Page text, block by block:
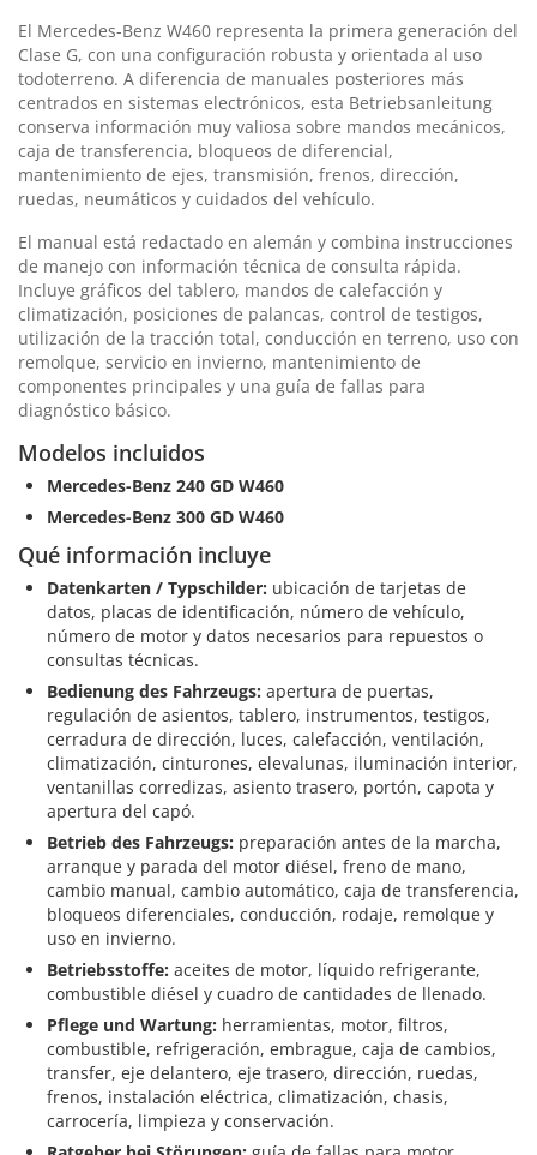
El Mercedes-Benz W460 representa la primera generación del
Clase G, con una configuración robusta y orientada al uso
todoterreno. A diferencia de manuales posteriores más
centrados en sistemas electrónicos, esta Betriebsanleitung
conserva información muy valiosa sobre mandos mecánicos,
caja de transferencia, bloqueos de diferencial,
mantenimiento de ejes, transmisión, frenos, dirección,
ruedas, neumáticos y cuidados del vehículo.
El manual está redactado en alemán y combina instrucciones
de manejo con información técnica de consulta rápida.
Incluye gráficos del tablero, mandos de calefacción y
climatización, posiciones de palancas, control de testigos,
utilización de la tracción total, conducción en terreno, uso con
remolque, servicio en invierno, mantenimiento de
componentes principales y una guía de fallas para
diagnóstico básico.
Modelos incluidos
Mercedes-Benz 240 GD W460
Mercedes-Benz 300 GD W460
Qué información incluye
Datenkarten / Typschilder: ubicación de tarjetas de
datos, placas de identificación, número de vehículo,
número de motor y datos necesarios para repuestos o
consultas técnicas.
Bedienung des Fahrzeugs: apertura de puertas,
regulación de asientos, tablero, instrumentos, testigos,
cerradura de dirección, luces, calefacción, ventilación,
climatización, cinturones, elevalunas, iluminación interior,
ventanillas corredizas, asiento trasero, portón, capota y
apertura del capó.
Betrieb des Fahrzeugs: preparación antes de la marcha,
arranque y parada del motor diésel, freno de mano,
cambio manual, cambio automático, caja de transferencia,
bloqueos diferenciales, conducción, rodaje, remolque y
uso en invierno.
Betriebsstoffe: aceites de motor, líquido refrigerante,
combustible diésel y cuadro de cantidades de llenado.
Pflege und Wartung: herramientas, motor, filtros,
combustible, refrigeración, embrague, caja de cambios,
transfer, eje delantero, eje trasero, dirección, ruedas,
frenos, instalación eléctrica, climatización, chasis,
carrocería, limpieza y conservación.